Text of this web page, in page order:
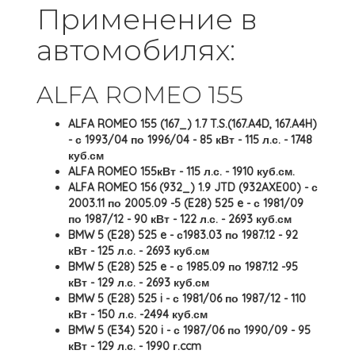
Применение в
автомобилях:
ALFA ROMEO 155
ALFA ROMEO 155 (167_) 1.7 T.S.(167.A4D, 167.A4H)
- с 1993/04 по 1996/04 - 85 кВт - 115 л.с. - 1748
куб.см
ALFA ROMEO 155кВт - 115 л.с. - 1910 куб.см.
ALFA ROMEO 156 (932_) 1.9 JTD (932AXE00) - с
2003.11 по 2005.09 -5 (E28) 525 e - с 1981/09
по 1987/12 - 90 кВт - 122 л.с. - 2693 куб.см
BMW 5 (E28) 525 e - с1983.03 по 1987.12 - 92
кВт - 125 л.с. - 2693 куб.см
BMW 5 (E28) 525 e - с 1985.09 по 1987.12 -95
кВт - 129 л.с. - 2693 куб.см
BMW 5 (E28) 525 i - с 1981/06 по 1987/12 - 110
кВт - 150 л.с. -2494 куб.см
BMW 5 (E34) 520 i - с 1987/06 по 1990/09 - 95
кВт - 129 л.с. - 1990 г.ccm